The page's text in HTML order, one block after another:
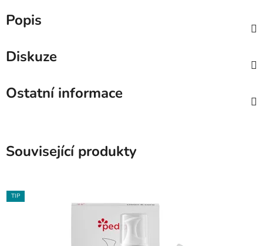
Popis
Diskuze
Ostatní informace
Související produkty
TIP